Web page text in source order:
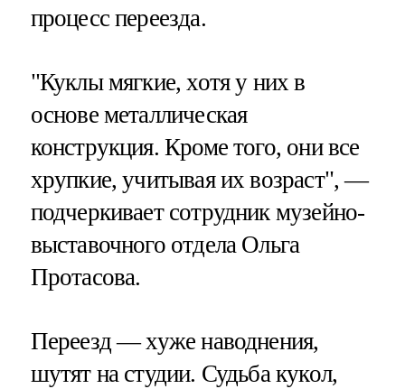
процесс переезда.
"Куклы мягкие, хотя у них в
основе металлическая
конструкция. Кроме того, они все
хрупкие, учитывая их возраст", —
подчеркивает сотрудник музейно-
выставочного отдела Ольга
Протасова.
Переезд — хуже наводнения,
шутят на студии. Судьба кукол,